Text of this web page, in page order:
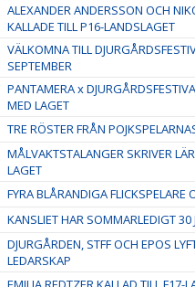
ALEXANDER ANDERSSON OCH
KALLADE TILL P16-LANDSLAGET
VÄLKOMNA TILL
SEPTEMBER
PANTAMERA x
MED LAGET
TRE RÖSTER FRÅN
MÅLVAKTSTALANGER SKRIVER
LAGET
FYRA BLÅRANDIGA FLICKSPELARE
KANSLIET HAR SOMMARLEDIGT 30
DJURGÅRDEN, STFF OCH EPOS
LEDARSKAP